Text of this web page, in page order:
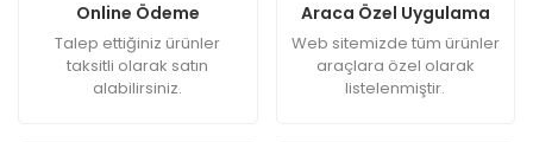
Online Ödeme
Talep ettiğiniz ürünler
taksitli olarak satın
alabilirsiniz.
Araca Özel Uygulama
Web sitemizde tüm ürünler
araçlara özel olarak
listelenmiştir.